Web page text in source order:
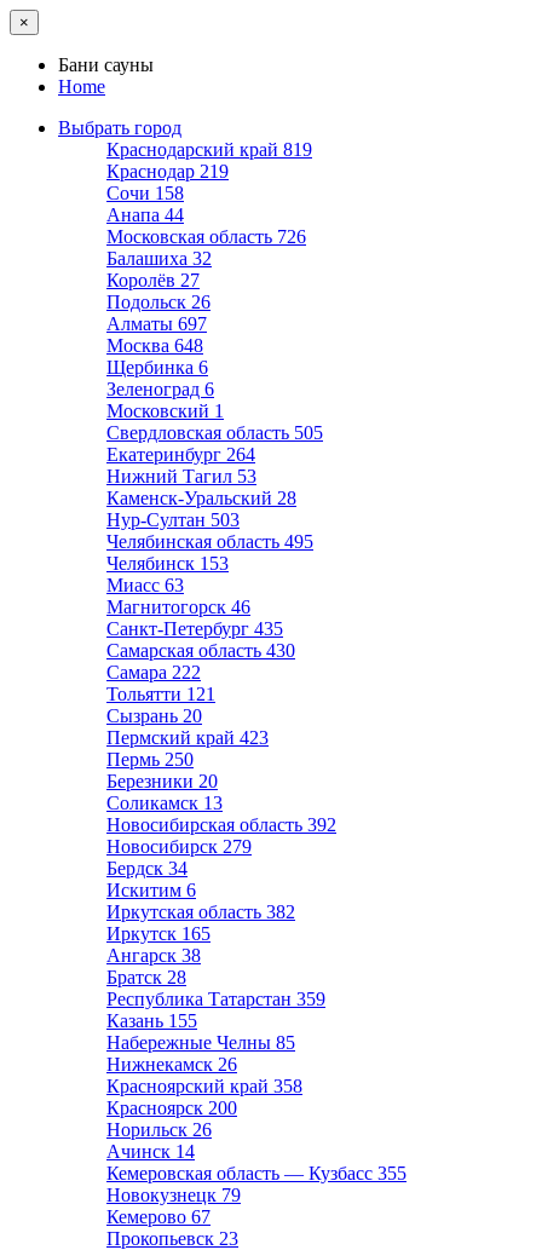
×
Бани сауны
Home
Выбрать город
Краснодарский край 819
Краснодар 219
Сочи 158
Анапа 44
Московская область 726
Балашиха 32
Королёв 27
Подольск 26
Алматы 697
Москва 648
Щербинка 6
Зеленоград 6
Московский 1
Свердловская область 505
Екатеринбург 264
Нижний Тагил 53
Каменск-Уральский 28
Нур-Султан 503
Челябинская область 495
Челябинск 153
Миасс 63
Магнитогорск 46
Санкт-Петербург 435
Самарская область 430
Самара 222
Тольятти 121
Сызрань 20
Пермский край 423
Пермь 250
Березники 20
Соликамск 13
Новосибирская область 392
Новосибирск 279
Бердск 34
Искитим 6
Иркутская область 382
Иркутск 165
Ангарск 38
Братск 28
Республика Татарстан 359
Казань 155
Набережные Челны 85
Нижнекамск 26
Красноярский край 358
Красноярск 200
Норильск 26
Ачинск 14
Кемеровская область — Кузбасс 355
Новокузнецк 79
Кемерово 67
Прокопьевск 23